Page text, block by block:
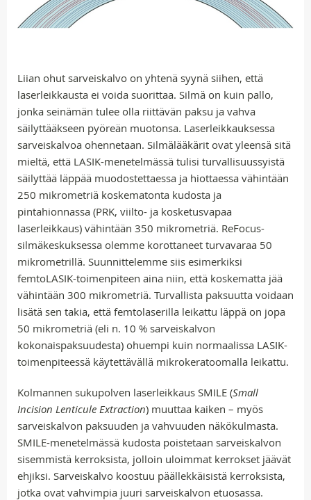
Liian ohut sarveiskalvo on yhtenä syynä siihen, että
laserleikkausta ei voida suorittaa. Silmä on kuin pallo,
jonka seinämän tulee olla riittävän paksu ja vahva
säilyttääkseen pyöreän muotonsa. Laserleikkauksessa
sarveiskalvoa ohennetaan. Silmälääkärit ovat yleensä sitä
mieltä, että LASIK-menetelmässä tulisi turvallisuussyistä
säilyttää läppää muodostettaessa ja hiottaessa vähintään
250 mikrometriä koskematonta kudosta ja
pintahionnassa (PRK, viilto- ja kosketusvapaa
laserleikkaus) vähintään 350 mikrometriä. ReFocus-
silmäkeskuksessa olemme korottaneet turvavaraa 50
mikrometrillä. Suunnittelemme siis esimerkiksi
femtoLASIK-toimenpiteen aina niin, että koskematta jää
vähintään 300 mikrometriä. Turvallista paksuutta voidaan
lisätä sen takia, että femtolaserilla leikattu läppä on jopa
50 mikrometriä (eli n. 10 % sarveiskalvon
kokonaispaksuudesta) ohuempi kuin normaalissa LASIK-
toimenpiteessä käytettävällä mikrokeratoomalla leikattu.
Kolmannen sukupolven laserleikkaus SMILE (Small
Incision Lenticule Extraction) muuttaa kaiken – myös
sarveiskalvon paksuuden ja vahvuuden näkökulmasta.
SMILE-menetelmässä kudosta poistetaan sarveiskalvon
sisemmistä kerroksista, jolloin uloimmat kerrokset jäävät
ehjiksi. Sarveiskalvo koostuu päällekkäisistä kerroksista,
jotka ovat vahvimpia juuri sarveiskalvon etuosassa.